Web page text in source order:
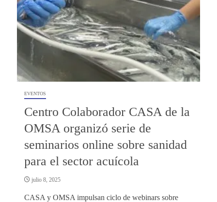
EVENTOS
Centro Colaborador CASA de la
OMSA organizó serie de
seminarios online sobre sanidad
para el sector acuícola
julio 8, 2025
CASA y OMSA impulsan ciclo de webinars sobre